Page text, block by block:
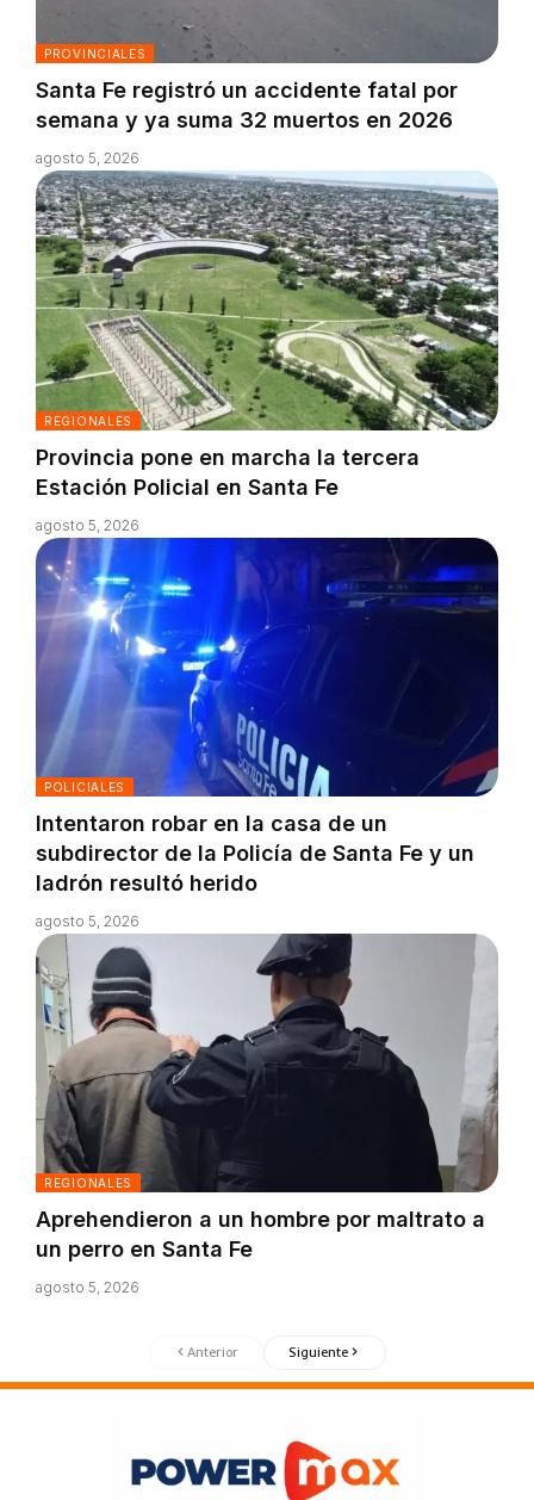
PROVINCIALES
Santa Fe registró un accidente fatal por
semana y ya suma 32 muertos en 2026
agosto 5, 2026
REGIONALES
Provincia pone en marcha la tercera
Estación Policial en Santa Fe
agosto 5, 2026
POLICIALES
Intentaron robar en la casa de un
subdirector de la Policía de Santa Fe y un
ladrón resultó herido
agosto 5, 2026
REGIONALES
Aprehendieron a un hombre por maltrato a
un perro en Santa Fe
agosto 5, 2026
Anterior Siguiente